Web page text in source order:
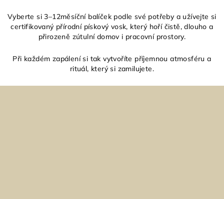
v
ý
p
i
s
Vyberte si 3–12měsíční balíček podle své potřeby a užívejte si
certifikovaný přírodní pískový vosk, který hoří čistě, dlouho a
přirozeně zútulní domov i pracovní prostory.
Při každém zapálení si tak vytvoříte příjemnou atmosféru a
rituál, který si zamilujete.